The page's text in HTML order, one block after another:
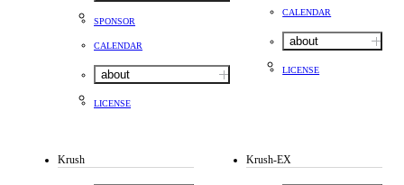
SPONSOR
CALENDAR
about
LICENSE
CALENDAR
about
LICENSE
Krush Krush-EX